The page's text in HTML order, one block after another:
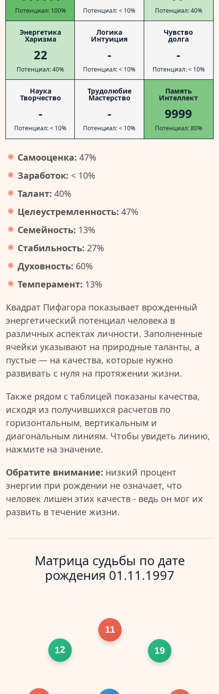
Потенциал: 100% Потенциал: < 10% Потенциал: 40%
Энергетика
Харизма
22
Потенциал: 40%
Логика
Интуиция
-
Потенциал: < 10%
Чувство
долга
-
Потенциал: < 10%
Наука
Творчество
-
Потенциал: < 10%
Трудолюбие
Мастерство
-
Потенциал: < 10%
Память
Интеллект
9999
Потенциал: 80%
Самооценка: 47%
Заработок: < 10%
Талант: 40%
Целеустремленность: 47%
Семейность: 13%
Стабильность: 27%
Духовность: 60%
Темперамент: 13%
Квадрат Пифагора показывает врожденный
энергетический потенциал человека в
различных аспектах личности. Заполненные
ячейки указывают на природные таланты, а
пустые — на качества, которые нужно
развивать с нуля на протяжении жизни.
Также рядом с таблицей показаны качества,
исходя из получившихся расчетов по
горизонтальным, вертикальным и
диагональным линиям. Чтобы увидеть линию,
нажмите на значение.
Обратите внимание: низкий процент
энергии при рождении не означает, что
человек лишен этих качеств - ведь он мог их
развить в течение жизни.
Матрица судьбы по дате
рождения 01.11.1997
11
12 19